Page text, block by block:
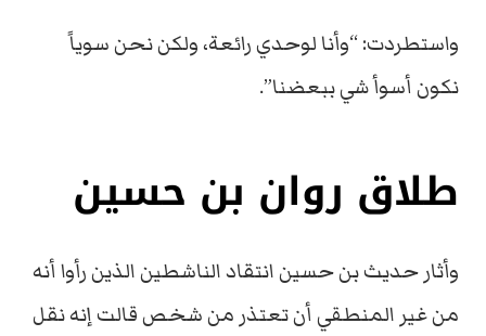
واستطردت: “وأنا لوحدي رائعة، ولكن نحن سوياً
نكون أسوأ شي ببعضنا”.
طلاق روان بن حسين
وأثار حديث بن حسين انتقاد الناشطين الذين رأوا أنه
من غير المنطقي أن تعتذر من شخص قالت إنه نقل